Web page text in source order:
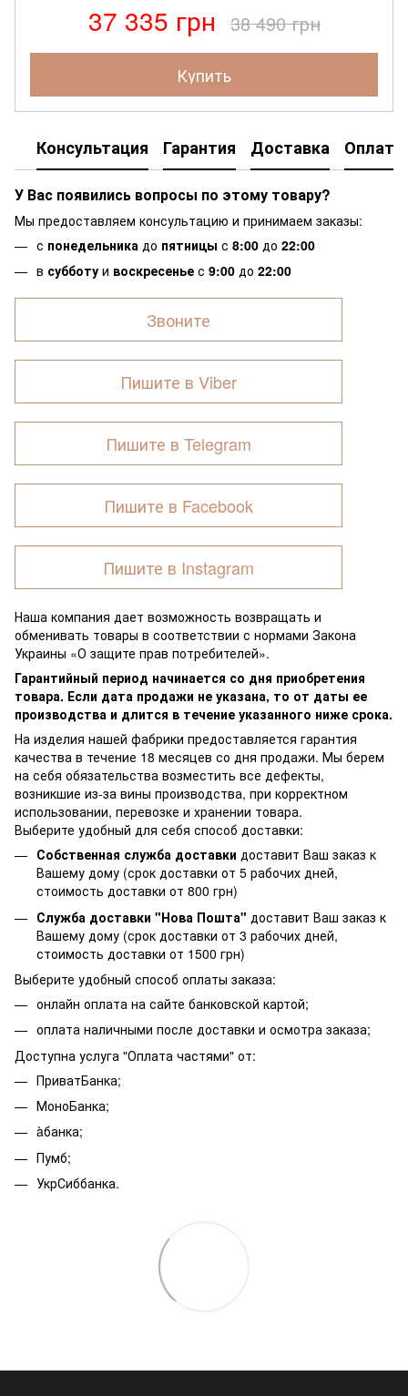
37 335 грн 38 490 грн
Купить
Консультация Гарантия Доставка Оплата
У Вас появились вопросы по этому товару?
Мы предоставляем консультацию и принимаем заказы:
с понедельника до пятницы с 8:00 до 22:00
в субботу и воскресенье с 9:00 до 22:00
Звоните
Пишите в Viber
Пишите в Telegram
Пишите в Facebook
Пишите в Instagram
Наша компания дает возможность возвращать и
обменивать товары в соответствии с нормами Закона
Украины «О защите прав потребителей».
Гарантийный период начинается со дня приобретения
товара. Если дата продажи не указана, то от даты ее
производства и длится в течение указанного ниже срока.
На изделия нашей фабрики предоставляется гарантия
качества в течение 18 месяцев со дня продажи. Мы берем
на себя обязательства возместить все дефекты,
возникшие из-за вины производства, при корректном
использовании, перевозке и хранении товара.
Выберите удобный для себя способ доставки:
Собственная служба доставки доставит Ваш заказ к
Вашему дому (срок доставки от 5 рабочих дней,
стоимость доставки от 800 грн)
Служба доставки "Нова Пошта" доставит Ваш заказ к
Вашему дому (срок доставки от 3 рабочих дней,
стоимость доставки от 1500 грн)
Выберите удобный способ оплаты заказа:
онлайн оплата на сайте банковской картой;
оплата наличными после доставки и осмотра заказа;
Доступна услуга "Оплата частями" от:
ПриватБанка;
МоноБанка;
àбанка;
Пумб;
УкрСиббанка.